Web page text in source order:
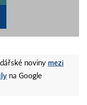
noviny mezi
na Google